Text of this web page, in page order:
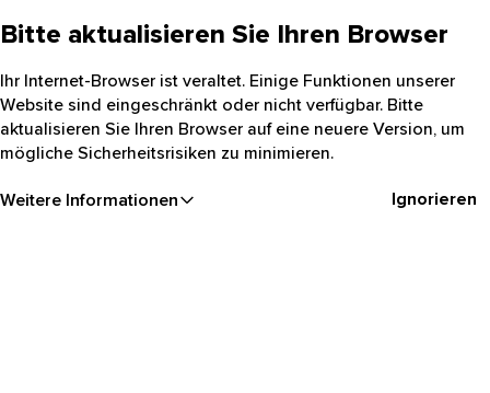
Bitte aktualisieren Sie Ihren Browser
Ihr Internet-Browser ist veraltet. Einige Funktionen unserer
Website sind eingeschränkt oder nicht verfügbar. Bitte
aktualisieren Sie Ihren Browser auf eine neuere Version, um
mögliche Sicherheitsrisiken zu minimieren.
Weitere Informationen Ignorieren